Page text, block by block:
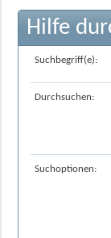
Hilfe
Suchbegriff(e):
Durchsuchen:
Suchoptionen: